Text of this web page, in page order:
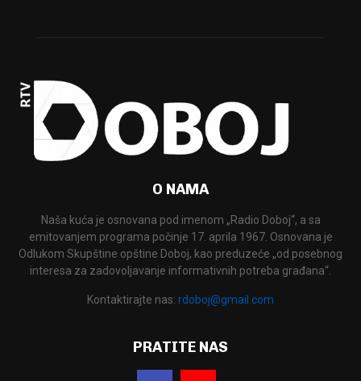
O NAMA
Naša kuća je osnovana pod imenom „Radio Doboj“, a sa
emitovanjem programa počinje 17. aprila 1967. Osnovana je
Odlukom Skupštine opštine Doboj, kao preduzeće „od posebnog
interesa za zadovoljavanje informativnih potreba građana“.
Kontaktirajte nas: rdoboj@gmail.com
PRATITE NAS